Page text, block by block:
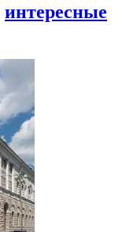
интересные